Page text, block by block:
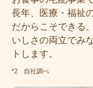
長年、医療・福祉
だからこそできる
いしさの両立でみ
トします。
*2 自社調べ